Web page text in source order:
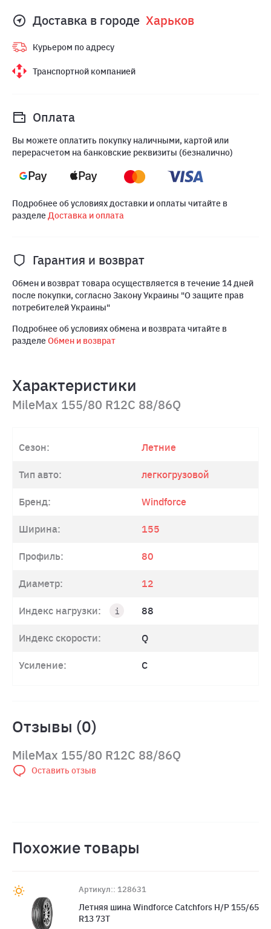
Доставка в городе Харьков
Курьером по адресу
Транспортной компанией
Оплата
Вы можете оплатить покупку наличными, картой или
перерасчетом на банковские реквизиты (безналично)
Подробнее об условиях доставки и оплаты читайте в
разделеДоставка и оплата
Гарантия и возврат
Обмен и возврат товара осуществляется в течение 14 дней
после покупки, согласно Закону Украины "О защите прав
потребителей Украины"
Подробнее об условиях обмена и возврата читайте в
разделеОбмен и возврат
Характеристики
MileMax 155/80 R12C 88/86Q
Сезон: Летние
Тип авто: легкогрузовой
Бренд: Windforce
Ширина: 155
Профиль: 80
Диаметр: 12
Индекс нагрузки: 88
Индекс скорости: Q
Усиление: C
Отзывы (0)
MileMax 155/80 R12C 88/86Q
Оставить отзыв
Похожие товары
Артикул:: 128631
Летняя шина Windforce Catchfors H/P 155/65
R13 73T